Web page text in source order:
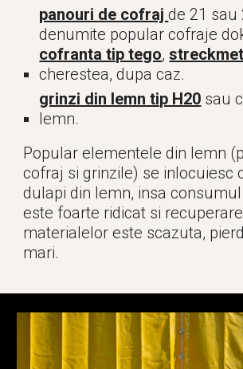
panouri de cofraj de 21 sau
denumite popular cofraje
cofranta tip tego,
cherestea, dupa caz.
grinzi din lemn tip H20 sau
lemn.
Popular elementele din lemn
cofraj si grinzile) se inlocuiesc
dulapi din lemn, insa
este foarte ridicat si
materialelor este scazuta,
mari.